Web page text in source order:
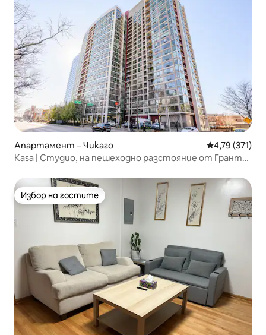
Апартамент – Чикаго Средна
4,79 (371)
Kasa | Студио, на пешеходно разстояние от Грант
Избор на гостите
Избор на гостите